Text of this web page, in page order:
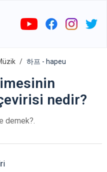
하프 - hapeu
nedir?
demek?.